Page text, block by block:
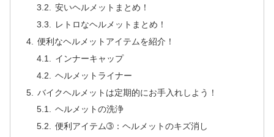
安いヘルメットまとめ！
レトロなヘルメットまとめ！
便利なヘルメットアイテムを紹介！
インナーキャップ
ヘルメットライナー
バイクヘルメットは定期的にお手入れしよう！
ヘルメットの洗浄
便利アイテム➂：ヘルメットのキズ消し